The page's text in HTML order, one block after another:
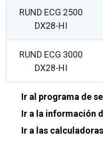
RUND ECG 2500
DX28-HI
RUND ECG 3000
DX28-HI
Ir al programa de
Ir a la información
Ir a las calculadoras